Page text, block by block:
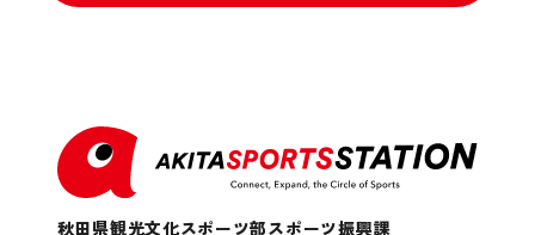
秋田県観光文化スポーツ部スポーツ振興課